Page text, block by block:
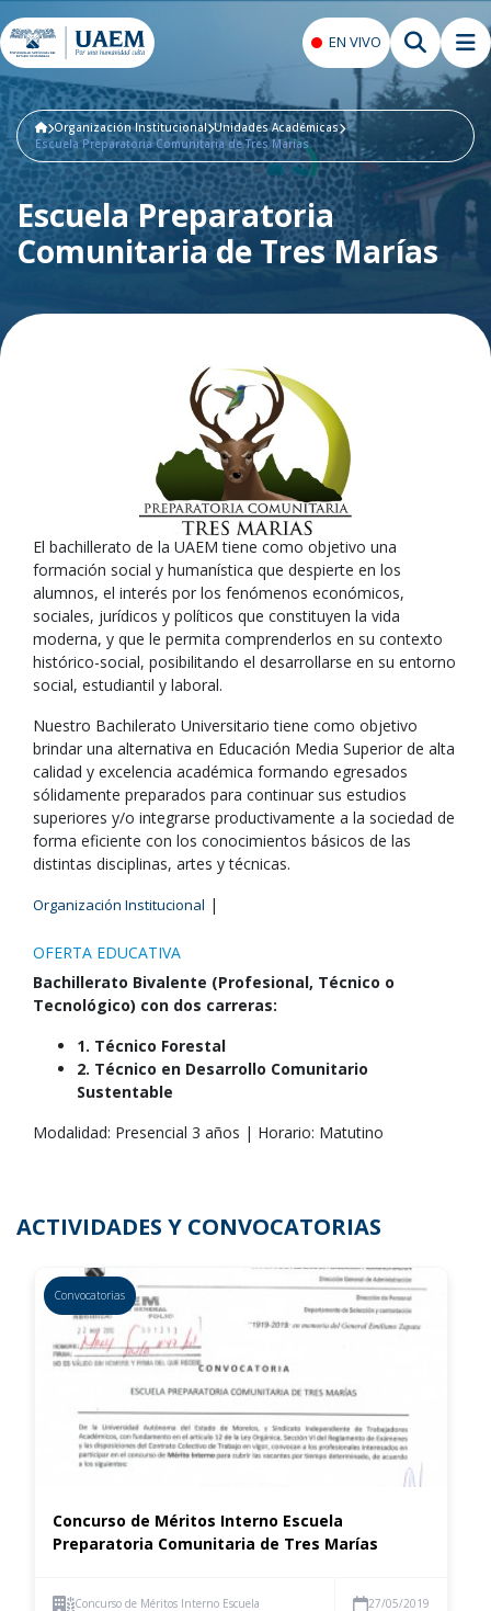
EN VIVO
Organización Institucional Unidades Académicas
Escuela Preparatoria Comunitaria de Tres Marías
Escuela Preparatoria
Comunitaria de Tres Marías
El bachillerato de la UAEM tiene como objetivo una
formación social y humanística que despierte en los
alumnos, el interés por los fenómenos económicos,
sociales, jurídicos y políticos que constituyen la vida
moderna, y que le permita comprenderlos en su contexto
histórico-social, posibilitando el desarrollarse en su entorno
social, estudiantil y laboral.
Nuestro Bachilerato Universitario tiene como objetivo
brindar una alternativa en Educación Media Superior de alta
calidad y excelencia académica formando egresados
sólidamente preparados para continuar sus estudios
superiores y/o integrarse productivamente a la sociedad de
forma eficiente con los conocimientos básicos de las
distintas disciplinas, artes y técnicas.
Organización Institucional |
OFERTA EDUCATIVA
Bachillerato Bivalente (Profesional, Técnico o
Tecnológico) con dos carreras:
1. Técnico Forestal
2. Técnico en Desarrollo Comunitario
Sustentable
Modalidad: Presencial 3 años | Horario: Matutino
ACTIVIDADES Y CONVOCATORIAS
Convocatorias
Concurso de Méritos Interno Escuela
Preparatoria Comunitaria de Tres Marías
Concurso de Méritos Interno Escuela
27/05/2019